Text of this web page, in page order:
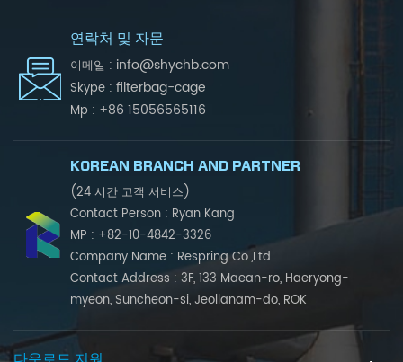
연락처 및 자문
이메일 : info@shychb.com
Skype : filterbag-cage
Mp : +86 15056565116
KOREAN BRANCH AND PARTNER
(24 시간 고객 서비스)
Contact Person : Ryan Kang
MP : +82-10-4842-3326
Company Name : Respring Co.,Ltd
Contact Address : 3F, 133 Maean-ro, Haeryong-
myeon, Suncheon-si, Jeollanam-do, ROK